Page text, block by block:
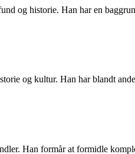
og historie. Han har en
og kultur. Han har blandt
Han formår at formidle